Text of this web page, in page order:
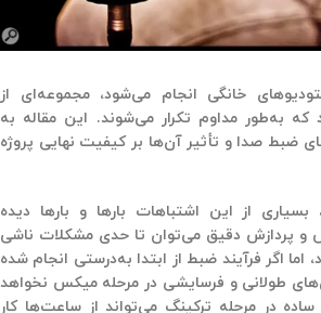
خانگی انجام می‌شود، مجموعه‌ای از
که به‌طور مداوم تکرار می‌شوند. این مقاله به
ضبط صدا و تأثیر آن‌ها بر کیفیت نهایی پروژه
بسیاری از این اشتباهات بارها و بارها دیده
و پردازش دقیق می‌توان تا حدی مشکلات ناشی
اما اگر فرآیند ضبط از ابتدا به‌درستی انجام شده
طولانی و فرسایشی در مرحله میکس نخواهد
در مرحله ترکینگ می‌تواند از ساعت‌ها کار